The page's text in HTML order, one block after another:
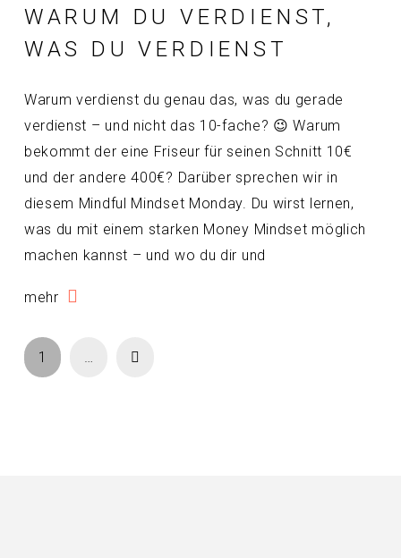
WARUM DU VERDIENST,
WAS DU VERDIENST
Warum verdienst du genau das, was du gerade
verdienst – und nicht das 10-fache? 😉 Warum
bekommt der eine Friseur für seinen Schnitt 10€
und der andere 400€? Darüber sprechen wir in
diesem Mindful Mindset Monday. Du wirst lernen,
was du mit einem starken Money Mindset möglich
machen kannst – und wo du dir und
mehr
1 …